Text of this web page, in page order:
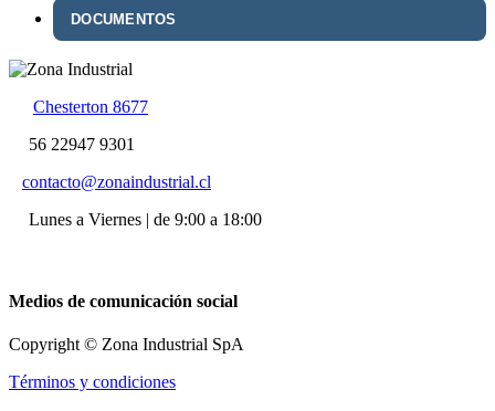
DOCUMENTOS
Chesterton 8677
56 22947 9301
contacto@zonaindustrial.cl
Lunes a Viernes | de 9:00 a 18:00
Medios de comunicación social
Copyright © Zona Industrial SpA
Términos y condiciones